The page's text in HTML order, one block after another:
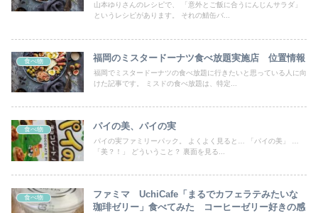
山本ゆりさんのレシピで、 「意外とご飯に合うにんじんサラダ」
というレシピがあります。 それの鯖缶バ...
食べ物 福岡のミスタードーナツ食べ放題実施店 位置情報
福岡でミスタードーナツの食べ放題に行きたいと思っている人に向
けた記事です。 ミスドの食べ放題は、特定...
食べ物 パイの美、パイの実
パイの実ファミリーパック。 よくよく見ると… 「パイの美」 …
「美？！」 どういうこと？ 裏面を見る...
食べ物
ファミマ UchiCafe「まるでカフェラテみたいな
珈琲ゼリー」食べてみた コーヒーゼリー好きの感